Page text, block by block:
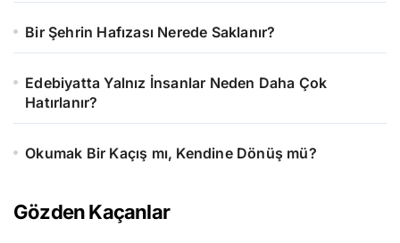
Bir Şehrin Hafızası Nerede Saklanır?
Edebiyatta Yalnız İnsanlar Neden Daha Çok
Hatırlanır?
Okumak Bir Kaçış mı, Kendine Dönüş mü?
Gözden Kaçanlar